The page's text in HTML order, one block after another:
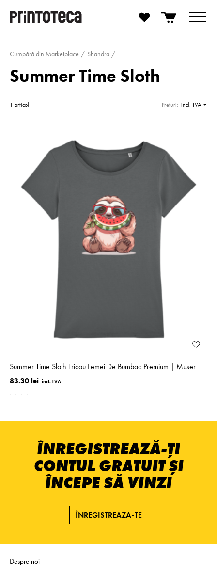
Cumpără din Marketplace Shandra
Summer Time Sloth
1 articol Preturi: incl. TVA
Summer Time Sloth Tricou Femei De Bumbac Premium | Muser
83.30 lei
ÎNREGISTREAZĂ-ȚI
CONTUL GRATUIT ȘI
ÎNCEPE SĂ VINZI
ÎNREGISTREAZA-TE
Despre noi